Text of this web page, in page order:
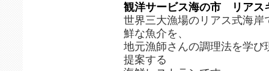
観洋サービス海の市 リアス
世界三大漁場のリアス式海
鮮な魚介を、
地元漁師さんの調理法を学
提案する